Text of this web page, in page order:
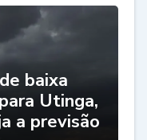
baixa
Utinga,
a previsão